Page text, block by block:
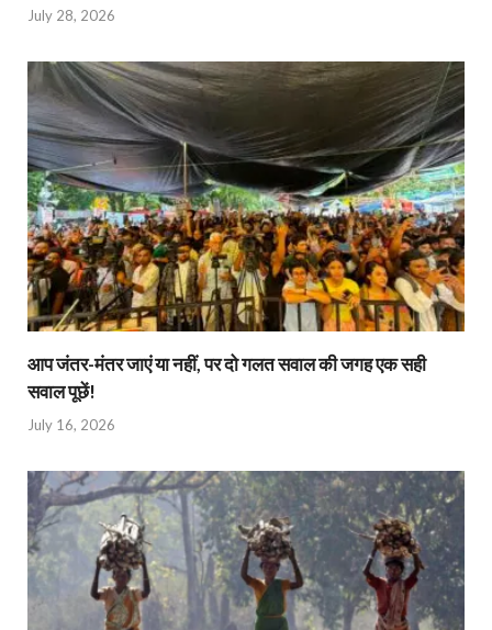
July 28, 2026
आप जंतर-मंतर जाएं या नहीं, पर दो गलत सवाल की जगह एक सही
सवाल पूछें!
July 16, 2026